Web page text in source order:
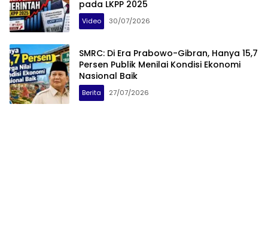
pada LKPP 2025
Video 30/07/2026
SMRC: Di Era Prabowo-Gibran, Hanya 15,7
Persen Publik Menilai Kondisi Ekonomi
Nasional Baik
Berita 27/07/2026